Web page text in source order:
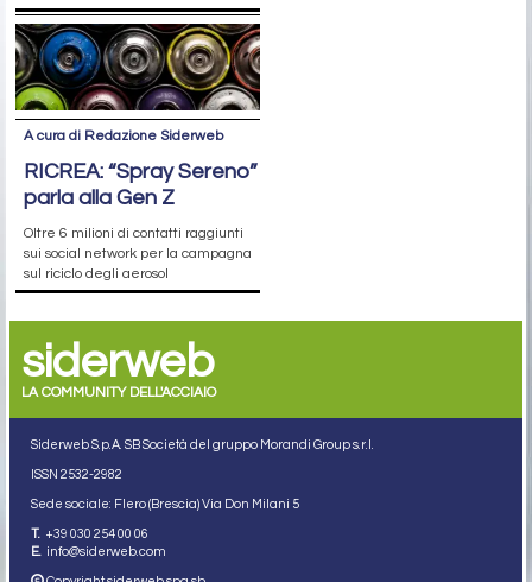
A cura di Redazione Siderweb
RICREA: “Spray Sereno”
parla alla Gen Z
Oltre 6 milioni di contatti raggiunti
sui social network per la campagna
sul riciclo degli aerosol
siderweb
LA COMMUNITY DELL'ACCIAIO
Siderweb S.p.A. SB Società del gruppo Morandi Group s.r.l.
ISSN 2532-2982
Sede sociale: Flero (Brescia) Via Don Milani 5
T. +39 030 254 00 06
E. info@siderweb.com